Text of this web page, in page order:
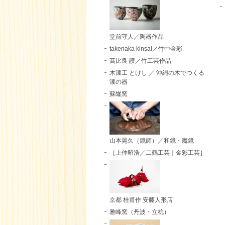
堂前守人／陶器作品
takenaka kinsai／竹中金彩
髙比良 護／竹工芸作品
木漆工 とけし ／ 沖縄の木でつくる
漆の器
蘇嶐窯
山本晃久（鏡師）／和鏡・魔鏡
［上仲昭浩／二鶴工芸｜金彩工芸］
京都 桂甫作 安藤人形店
雅峰窯（丹波・立杭）